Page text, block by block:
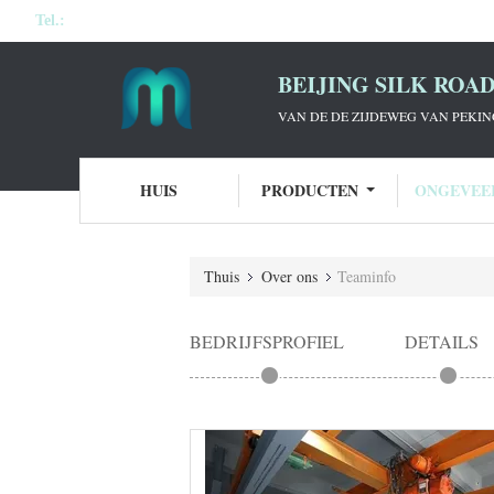
Tel.:
BEIJING SILK
VAN DE DE ZIJDEWEG VAN
HUIS PRODUCTEN
Thuis Over ons Teaminfo
BEDRIJFSPROFIEL DETAILS